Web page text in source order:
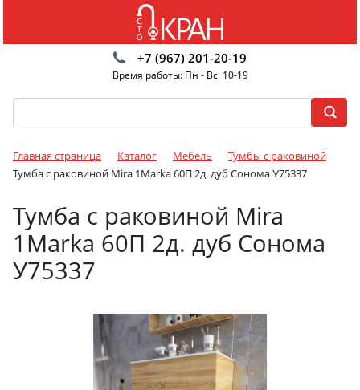
+7 (967) 201-20-19
Время работы: Пн - Вс 10-19
Главная страница Каталог Мебель
Тумбы с раковиной
Тумба с раковиной Mira 1Marka 60П 2д. дуб Сонома У75337
Тумба с раковиной Mira
1Marka 60П 2д. дуб Сонома
У75337